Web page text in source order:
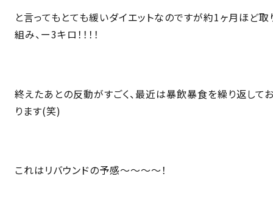
と言ってもとても緩いダイエットなのですが約1ヶ月ほど取
組み、ー3キロ！！！！
終えたあとの反動がすごく、最近は暴飲暴食を繰り返して
ります(笑)
これはリバウンドの予感〜〜〜〜！